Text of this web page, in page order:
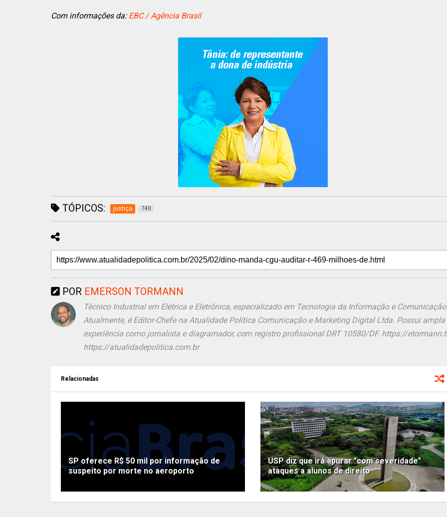
Com informações da: EBC / Agência Brasil
TÓPICOS: justiça 740
POR EMERSON TORMANN
Técnico Industrial em Elétrica e Eletrônica, especializado em Tecnologia da Informação e
Atualmente, é Editor-Chefe na Atualidade Política Comunicação e Marketing Digital Ltda. Possui ampla
experiência como jornalista e diagramador, com registro profissional DRT 10580/DF. https://
https://atualidadepolitica.com.br
Relacionadas
SP oferece R$ 50 mil por informação de
suspeito por morte no aeroporto
USP diz que irá apurar "com severidade"
ataques a alunos de direito